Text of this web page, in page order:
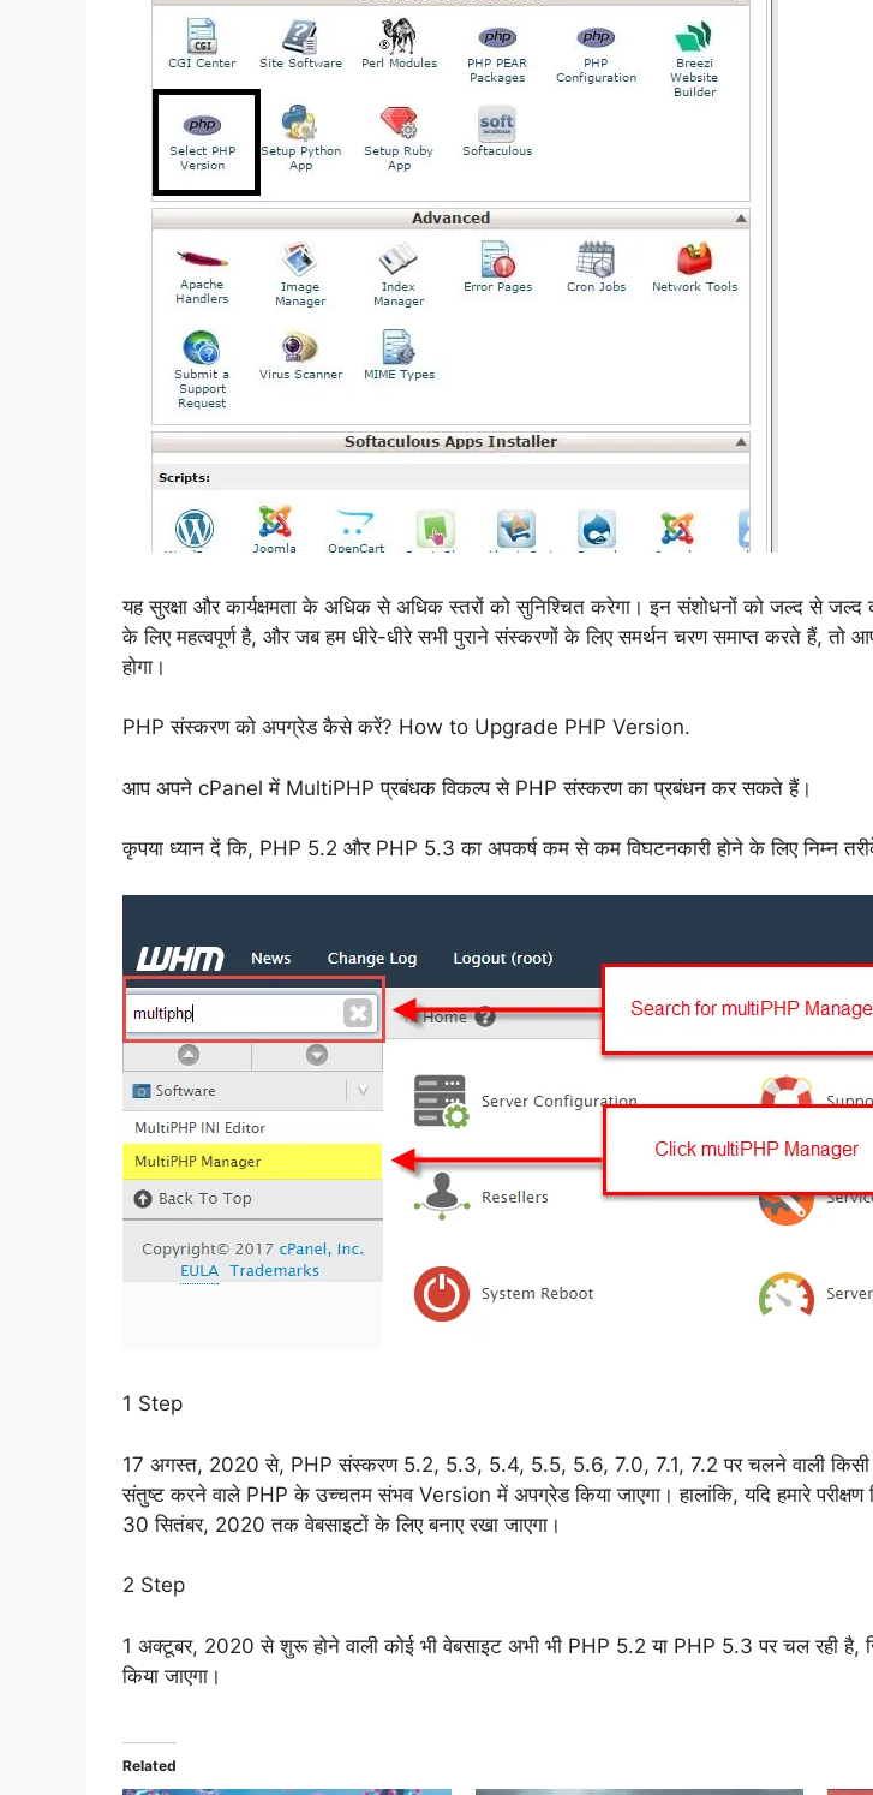
यह सुरक्षा और कार्यक्षमता के अधिक से अधिक स्तरों को सुनिश्चित करेगा। इन संशोधनों को जल्द से
के लिए महत्वपूर्ण है, और जब हम धीरे-धीरे सभी पुराने संस्करणों के लिए समर्थन चरण समाप्त करते हैं, तो
होगा।
PHP संस्करण को अपग्रेड कैसे करें? How to Upgrade PHP Version.
आप अपने cPanel में MultiPHP प्रबंधक विकल्प से PHP संस्करण का प्रबंधन कर सकते हैं।
कृपया ध्यान दें कि, PHP 5.2 और PHP 5.3 का अपकर्ष कम से कम विघटनकारी होने के लिए निम्न
1 Step
17 अगस्त, 2020 से, PHP संस्करण 5.2, 5.3, 5.4, 5.5, 5.6, 7.0, 7.1, 7.2 पर चलने वाली किसी भी
संतुष्ट करने वाले PHP के उच्चतम संभव Version में अपग्रेड किया जाएगा। हालांकि, यदि हमारे
30 सितंबर, 2020 तक वेबसाइटों के लिए बनाए रखा जाएगा।
2 Step
1 अक्टूबर, 2020 से शुरू होने वाली कोई भी वेबसाइट अभी भी PHP 5.2 या PHP 5.3 पर चल रही
किया जाएगा।
Related